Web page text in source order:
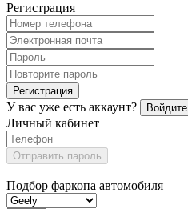
Регистрация
Регистрация
У вас уже есть аккаунт? Войдите
Личный кабинет
Отправить пароль
Подбор фаркопа автомобиля